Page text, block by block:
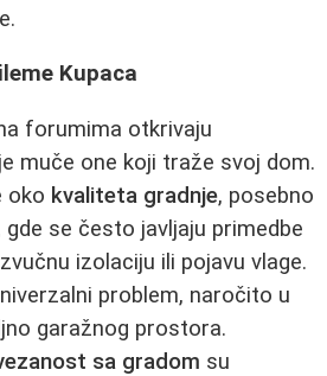
Kupaca
forumima otkrivaju
muče one koji traže svoj dom.
oko kvaliteta gradnje, posebno
se često javljaju primedbe
izolaciju ili pojavu vlage.
problem, naročito u
garažnog prostora.
sa gradom su